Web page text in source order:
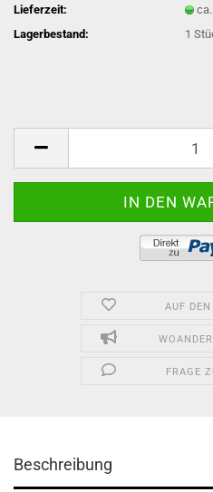
Lieferzeit:
Lagerbestand: 1
AUF
FRAGE
Beschreibung